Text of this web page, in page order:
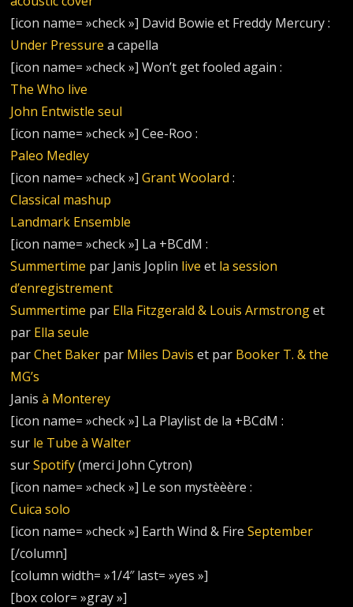
[icon name= »check »] David Bowie et Freddy Mercury :
Under Pressure a capella
[icon name= »check »] Won’t get fooled again :
The Who live
John Entwistle seul
[icon name= »check »] Cee-Roo :
Paleo Medley
[icon name= »check »]Grant Woolard :
Classical mashup
Landmark Ensemble
[icon name= »check »] La +BCdM :
Summertime par Janis Joplin live et la session
d’enregistrement
Summertime par Ella Fitzgerald & Louis Armstronget
par Ella seule
parChet Baker par Miles Davis et par Booker T. & the
MG’s
Janisà Monterey
[icon name= »check »] La Playlist de la +BCdM :
sur le Tube à Walter
surSpotify(merci John Cytron)
[icon name= »check »] Le son mystèèère :
Cuica solo
[icon name= »check »] Earth Wind & FireSeptember
[/column]
[column width= »1/4″ last= »yes »]
[box color= »gray »]